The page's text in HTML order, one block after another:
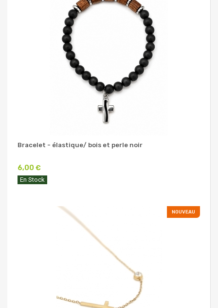
Bracelet - élastique/ bois et perle noir
6,00 €
En Stock
NOUVEAU